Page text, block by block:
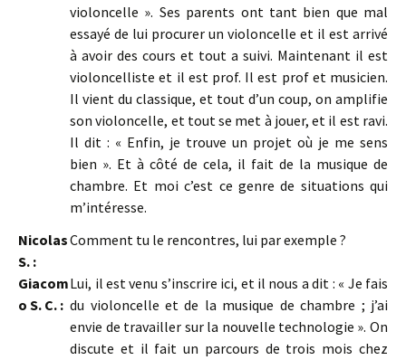
violoncelle ». Ses parents ont tant bien que mal
essayé de lui procurer un violoncelle et il est arrivé
à avoir des cours et tout a suivi. Maintenant il est
violoncelliste et il est prof. Il est prof et musicien.
Il vient du classique, et tout d’un coup, on amplifie
son violoncelle, et tout se met à jouer, et il est ravi.
Il dit : « Enfin, je trouve un projet où je me sens
bien ». Et à côté de cela, il fait de la musique de
chambre. Et moi c’est ce genre de situations qui
m’intéresse.
Nicolas
S. :
Comment tu le rencontres, lui par exemple ?
Giacom
o S. C. :
Lui, il est venu s’inscrire ici, et il nous a dit : « Je fais
du violoncelle et de la musique de chambre ; j’ai
envie de travailler sur la nouvelle technologie ». On
discute et il fait un parcours de trois mois chez